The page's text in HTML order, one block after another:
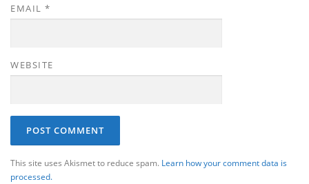
EMAIL *
WEBSITE
This site uses Akismet to reduce spam. Learn how your comment data is
processed.